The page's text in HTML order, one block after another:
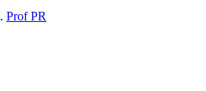
Prof PR